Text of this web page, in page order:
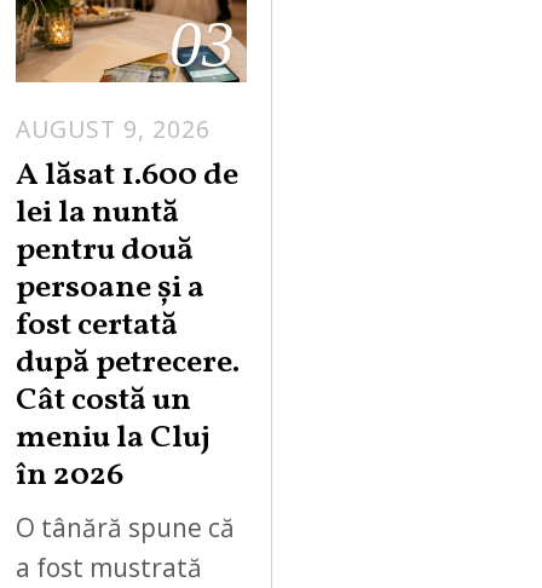
03
AUGUST 9, 2026
A lăsat 1.600 de
lei la nuntă
pentru două
persoane și a
fost certată
după petrecere.
Cât costă un
meniu la Cluj
în 2026
O tânără spune că
a fost mustrată